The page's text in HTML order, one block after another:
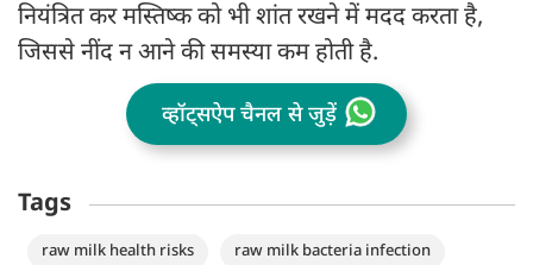
नियंत्रित कर मस्तिष्क को भी शांत रखने में मदद करता है,
जिससे नींद न आने की समस्या कम होती है.
व्हॉट्सऐप चैनल से जुड़ें
Tags
raw milk health risks
raw milk bacteria infection